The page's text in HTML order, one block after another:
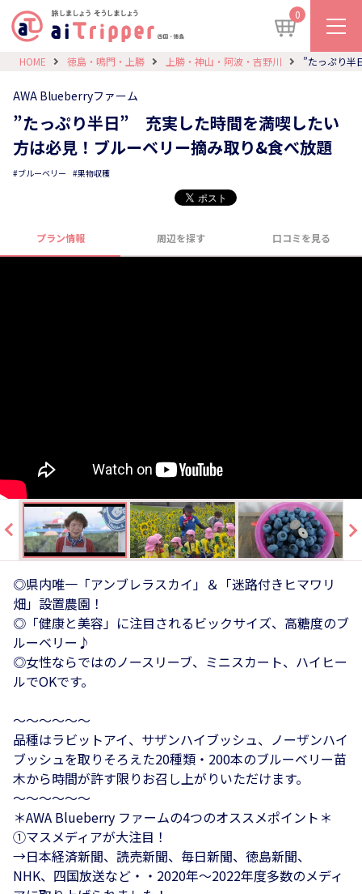
0
HOME 徳島・鳴門・上勝 上勝・神山・阿波・吉野川 ”たっぷり半
AWA Blueberryファーム
”たっぷり半日” 充実した時間を満喫したい
方は必見！ブルーベリー摘み取り&食べ放題
ブルーベリー 果物収穫
プラン情報 周辺を探す 口コミを見る
◎県内唯一「アンブレラスカイ」＆「迷路付きヒマワリ
畑」設置農園！
◎「健康と美容」に注目されるビックサイズ、高糖度のブ
ルーベリー♪
◎女性ならではのノースリーブ、ミニスカート、ハイヒー
ルでOKです。
～～～～～～
品種はラビットアイ、サザンハイブッシュ、ノーザンハイ
ブッシュを取りそろえた20種類・200本のブルーベリー苗
木から時間が許す限りお召し上がりいただけます。
～～～～～～
＊AWA Blueberry ファームの4つのオススメポイント＊
①マスメディアが大注目！
→日本経済新聞、読売新聞、毎日新聞、徳島新聞、
NHK、四国放送など・・2020年～2022年度多数のメディ